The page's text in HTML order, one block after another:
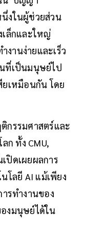
งในผู้ช่วยส่วน
เล็กและใหญ่
งานง่ายและเร็ว
ที่เป็นมนุษย์ไป
ยเหมือนกัน โดย
กรรมศาสตร์และ
ทั้ง CMU,
ปิดเผยผลการ
โลยี AI แม้เพียง
รทำงานของ
งมนุษย์ได้ใน